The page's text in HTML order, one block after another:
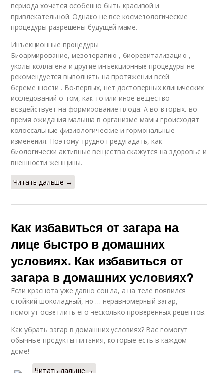
периода хочется особенно быть красивой и
привлекательной. Однако не все косметологические
процедуры разрешены будущей маме.
Инъекционные процедуры
Биоармирование, мезотерапию , биоревитализацию ,
уколы коллагена и другие инъекционные процедуры не
рекомендуется выполнять на протяжении всей
беременности . Во-первых, нет достоверных клинических
исследований о том, как то или иное вещество
воздействует на формирование плода. А во-вторых, во
время ожидания малыша в организме мамы происходят
колоссальные физиологические и гормональные
изменения. Поэтому трудно предугадать, как
биологически активные вещества скажутся на здоровье и
внешности женщины.
Читать дальше →
Как избавиться от загара на
лице быстро в домашних
условиях. Как избавиться от
загара в домашних условиях?
Если краснота уже давно сошла, а на теле появился
стойкий шоколадный, но … неравномерный загар,
помогут осветлить его несколько проверенных рецептов.
Как убрать загар в домашних условиях? Вас помогут
обычные продукты питания, которые есть в каждом
доме!
Читать дальше →